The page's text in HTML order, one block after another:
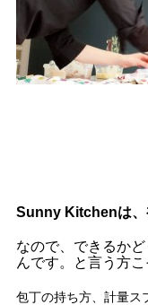
Sunny Kitchenは、
なので、できるか
んです。と言う方こ
包丁の持ち方、計量ス